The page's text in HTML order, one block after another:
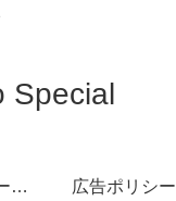
Special
プライバシーポリシー・免責事項 広告ポリシー